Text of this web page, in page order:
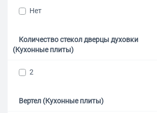
Нет
Количество стекол дверцы духовки
(Кухонные плиты)
2
Вертел (Кухонные плиты)